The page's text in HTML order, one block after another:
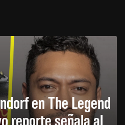
en The Legend
reporte señala al